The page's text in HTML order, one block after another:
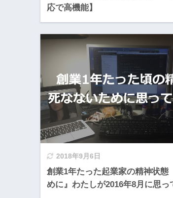
応で高機能】
2018年9月6日
創業1年たった起業家の精神状態
めに』わたしが2016年8月に思っ